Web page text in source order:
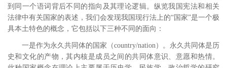
到同一个语词背后不同的指向及其理论逻辑。纵览我国宪法和相关
法律中有关国家的表述，我们会发现我国现行法上的“国家”是一个极
具本土特色的概念，它包括以下三种不同的面向：
一是作为永久共同体的国家（country/nation ）。永久共同体是历
史和文化的产物，其内核是成员之间的共同体意识、意愿和热情。